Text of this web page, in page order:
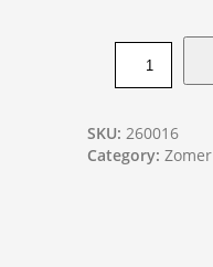
SKU: 260016
Category: Zomer